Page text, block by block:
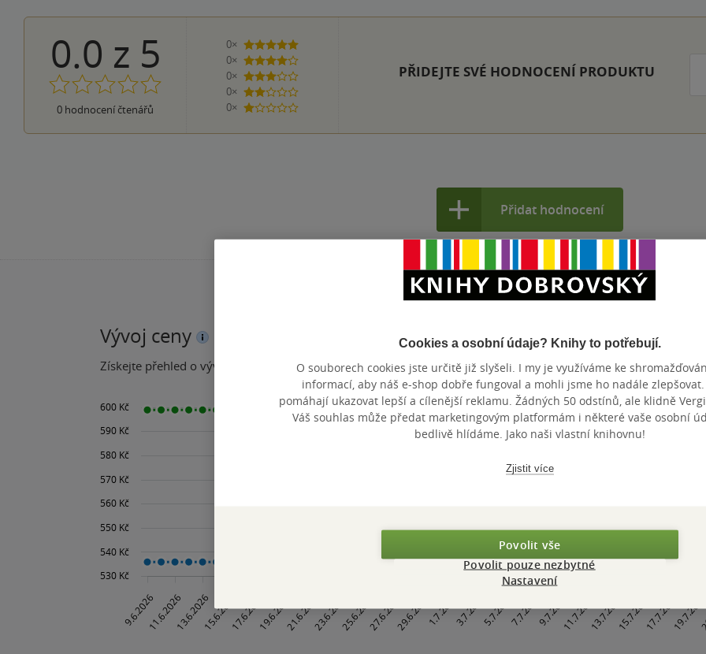
0.0 z 5
0 hodnocení čtenářů
0×
5 hvězdiček
0×
4 hvězdičky
0×
3 hvězdičky
0×
2 hvězdičky
0×
1 hvezdička
PŘIDEJTE SVÉ HODNOCENÍ PRODUKTU
Přidat hodnocení
Vývoj ceny
Získejte přehled o vývoji ceny za posledních 60 dní. Maloobchodní
Cookies a osobní údaje? Knihy to potřebují.
O souborech cookies jste určitě již slyšeli. I my je využíváme ke
informací, aby náš e-shop dobře fungoval a mohli jsme ho nadále zlepšovat.
pomáhají ukazovat lepší a cílenější reklamu. Žádných 50 odstínů, ale klidně
Váš souhlas může předat marketingovým platformám i některé vaše osobní
bedlivě hlídáme. Jako naši vlastní knihovnu!
Zjistit více
Povolit vše
Povolit pouze nezbytné
Nastavení